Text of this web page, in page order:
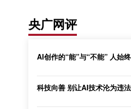
央广网评
AI创作的“能”与“不能” 人始
科技向善 别让AI技术沦为违